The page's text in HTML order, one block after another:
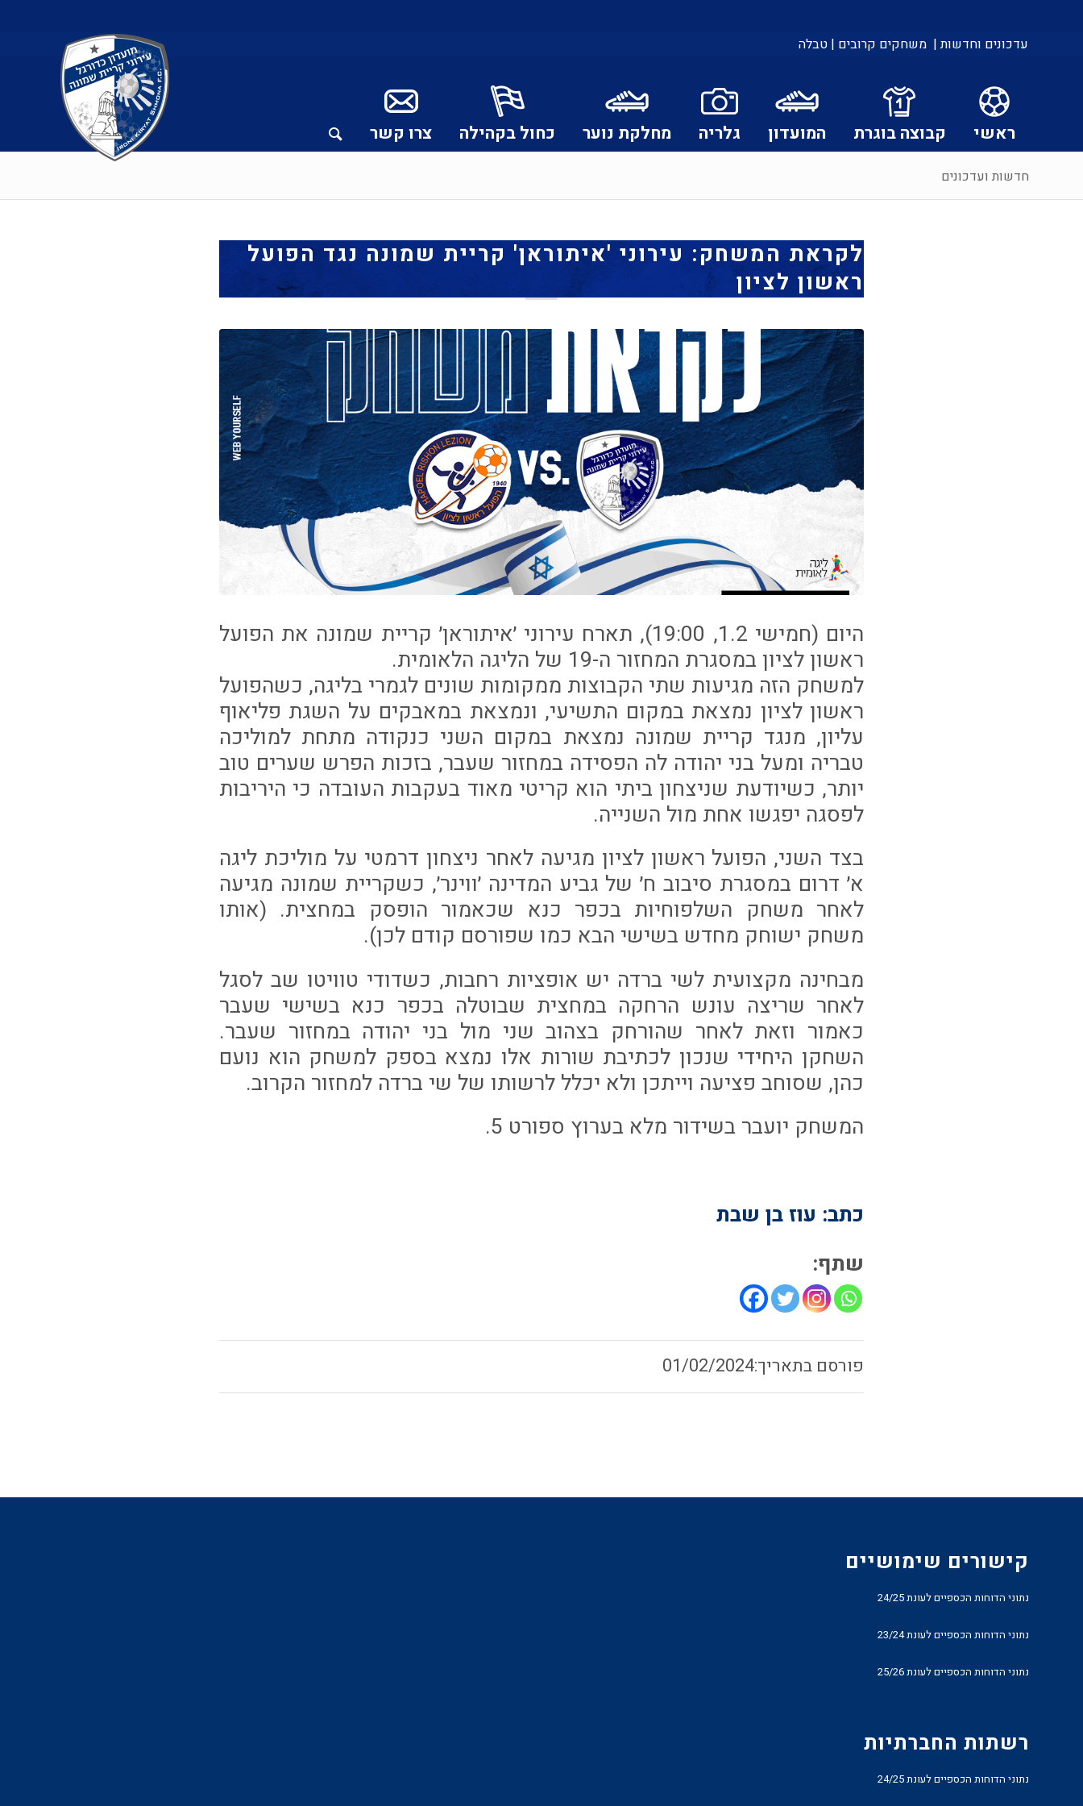
עדכונים וחדשות | משחקים קרובים | טבלה
ראשי קבוצה בוגרת המועדון גלריה מחלקת נוער כחול בקהילה צרו קשר
חדשות ועדכונים
לקראת המשחק: עירוני 'איתוראן' קריית שמונה נגד הפועל
ראשון לציון
היום (חמישי 1.2, 19:00), תארח עירוני ׳איתוראן׳ קריית שמונה את הפועל
ראשון לציון במסגרת המחזור ה-19 של הליגה הלאומית.
למשחק הזה מגיעות שתי הקבוצות ממקומות שונים לגמרי בליגה, כשהפועל
ראשון לציון נמצאת במקום התשיעי, ונמצאת במאבקים על השגת פליאוף
עליון, מנגד קריית שמונה נמצאת במקום השני כנקודה מתחת למוליכה
טבריה ומעל בני יהודה לה הפסידה במחזור שעבר, בזכות הפרש שערים טוב
יותר, כשיודעת שניצחון ביתי הוא קריטי מאוד בעקבות העובדה כי היריבות
לפסגה יפגשו אחת מול השנייה.
בצד השני, הפועל ראשון לציון מגיעה לאחר ניצחון דרמטי על מוליכת ליגה
א׳ דרום במסגרת סיבוב ח׳ של גביע המדינה ׳ווינר׳, כשקריית שמונה מגיעה
לאחר משחק השלפוחיות בכפר כנא שכאמור הופסק במחצית. (אותו
משחק ישוחק מחדש בשישי הבא כמו שפורסם קודם לכן).
מבחינה מקצועית לשי ברדה יש אופציות רחבות, כשדודי טוויטו שב לסגל
לאחר שריצה עונש הרחקה במחצית שבוטלה בכפר כנא בשישי שעבר
כאמור וזאת לאחר שהורחק בצהוב שני מול בני יהודה במחזור שעבר.
השחקן היחידי שנכון לכתיבת שורות אלו נמצא בספק למשחק הוא נועם
כהן, שסוחב פציעה וייתכן ולא יכלל לרשותו של שי ברדה למחזור הקרוב.
המשחק יועבר בשידור מלא בערוץ ספורט 5.
כתב: עוז בן שבת
שתף:
01/02/2024
קישורים שימושיים
נתוני הדוחות הכספיים לעונת 24/25
נתוני הדוחות הכספיים לעונת 23/24
נתוני הדוחות הכספיים לעונת 25/26
רשתות החברתיות
נתוני הדוחות הכספיים לעונת 24/25